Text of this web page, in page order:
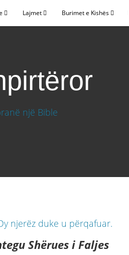
Lajmet Burimet e Kishës
Shërues i Faljes